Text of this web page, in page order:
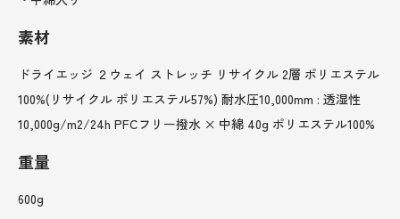
素材
ドライエッジ ２ウェイ ストレッチ リサイクル 2層 ポリエステル
100%(リサイクル ポリエステル57%) 耐水圧10,000mm : 透湿性
10,000g/m2/24h PFCフリー撥水 × 中綿 40g ポリエステル100%
重量
600g